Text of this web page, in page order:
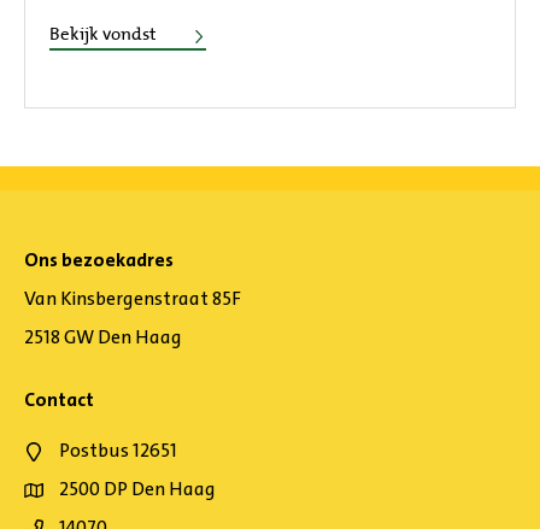
Bekijk vondst Miniatuur
Ons bezoekadres
Van Kinsbergenstraat 85F
2518 GW Den Haag
Contact
Postbus 12651
2500 DP Den Haag